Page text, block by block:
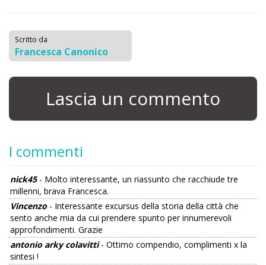
Scritto da
Francesca Canonico
Lascia un commento
I commenti
nick45- Molto interessante, un riassunto che racchiude tre
millenni, brava Francesca.
Vincenzo- Interessante excursus della storia della città che
sento anche mia da cui prendere spunto per innumerevoli
approfondimenti. Grazie
antonio arky colavitti- Ottimo compendio, complimenti x la
sintesi !